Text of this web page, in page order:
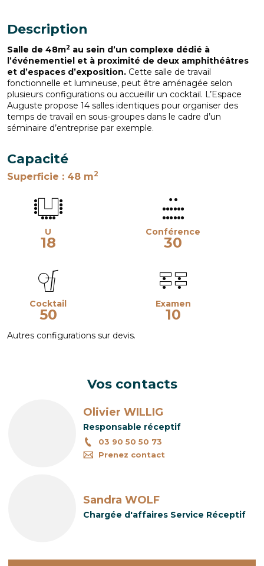
Description
Salle de 48m2 au sein d’un complexe dédié à
l’événementiel et à proximité de deux amphithéâtres
et d’espaces d’exposition. Cette salle de travail
fonctionnelle et lumineuse, peut être aménagée selon
plusieurs configurations ou accueillir un cocktail. L’Espace
Auguste propose 14 salles identiques pour organiser des
temps de travail en sous-groupes dans le cadre d’un
séminaire d’entreprise par exemple.
Capacité
Superficie : 48 m2
U
18
Conférence
30
Cocktail
50
Examen
10
Autres configurations sur devis.
Vos contacts
Olivier WILLIG
Responsable réceptif
03 90 50 50 73
Prenez contact
Sandra WOLF
Chargée d'affaires Service Réceptif